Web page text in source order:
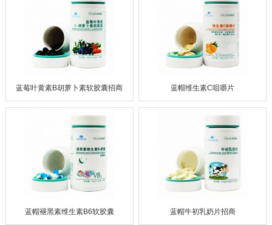
蓝莓叶黄素B胡萝卜素软胶囊招商 蓝帽维生素C咀嚼片
蓝帽褪黑素维生素B6软胶囊 蓝帽牛初乳奶片招商